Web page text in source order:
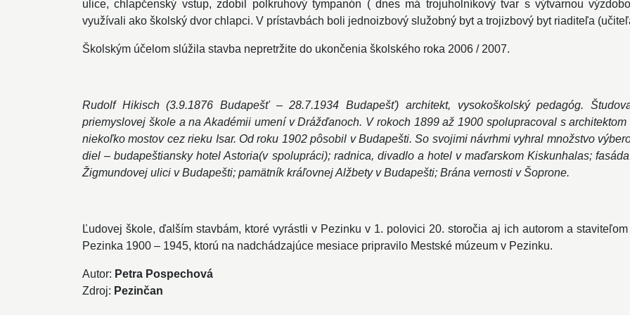
ulice, chlapčenský vstup, zdobil polkruhový tympanón ( dnes má trojuholníkový tvar s výtvarnou
využívali ako školský dvor chlapci. V prístavbách boli jednoizbový služobný byt a trojizbový byt riaditeľa
Školským účelom slúžila stavba nepretržite do ukončenia školského roka 2006 / 2007.
Rudolf Hikisch (3.9.1876 Budapešť – 28.7.1934 Budapešť) architekt, vysokoškolský pedagóg.
priemyslovej škole a na Akadémii umení v Drážďanoch. V rokoch 1899 až 1900 spolupracoval s
niekoľko mostov cez rieku Isar. Od roku 1902 pôsobil v Budapešti. So svojimi návrhmi vyhral množstvo
diel – budapeštiansky hotel Astoria(v spolupráci); radnica, divadlo a hotel v maďarskom Kiskunhalas;
Žigmundovej ulici v Budapešti; pamätník kráľovnej Alžbety v Budapešti; Brána vernosti v Šoprone.
Ľudovej škole, ďalším stavbám, ktoré vyrástli v Pezinku v 1. polovici 20. storočia aj ich autorom a
Pezinka 1900 – 1945, ktorú na nadchádzajúce mesiace pripravilo Mestské múzeum v Pezinku.
Autor: Petra Pospechová
Zdroj: Pezinčan